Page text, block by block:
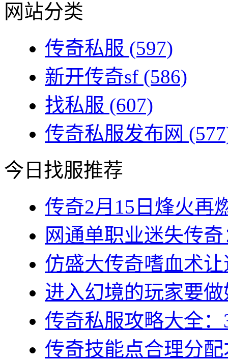
网站分类
传奇私服 (597)
新开传奇sf (586)
找私服 (607)
传奇私服发布网
今日找服推荐
传奇2月15日烽火再
网通单职业迷失传
仿盛大传奇嗜血术
进入幻境的玩家要
传奇私服攻略大全
传奇技能点合理分